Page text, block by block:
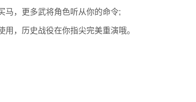
马，更多武将角色听从你的命令;
，历史战役在你指尖完美重演哦。